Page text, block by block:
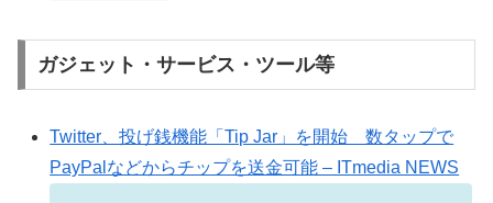
ガジェット・サービス・ツール等
Twitter、投げ銭機能「Tip Jar」を開始 数タップで
PayPalなどからチップを送金可能 – ITmedia NEWS